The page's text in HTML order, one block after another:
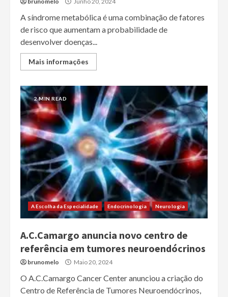
A síndrome metabólica é uma combinação de fatores
de risco que aumentam a probabilidade de
desenvolver doenças...
Mais informações
2 MIN READ
A Escolha da Especialidade Endocrinologia Neurologia
A.C.Camargo anuncia novo centro de
referência em tumores neuroendócrinos
brunomelo Maio 20, 2024
O A.C.Camargo Cancer Center anunciou a criação do
Centro de Referência de Tumores Neuroendócrinos,